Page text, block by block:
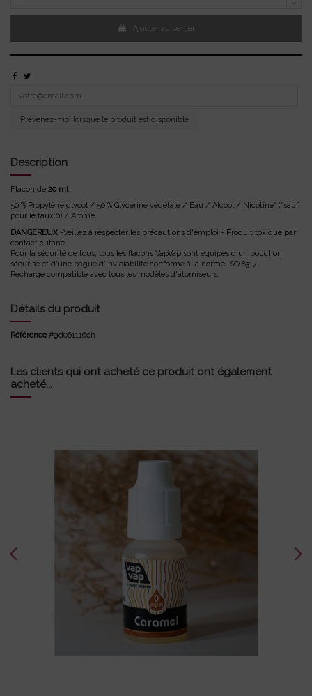
Ajouter au panier
Prévenez-moi lorsque le produit est disponible
Description
Flacon de 20 ml
50 % Propylène glycol / 50 % Glycérine végétale / Eau / Alcool / Nicotine* (*sauf
pour le taux 0) / Arôme.
DANGEREUX -Veillez à respecter les précautions d'emploi - Produit toxique par
contact cutané.
Pour la sécurité de tous, tous les flacons VapVap sont équipés d'un bouchon
sécurisé et d'une bague d'inviolabilité conforme à la norme ISO 8317.
Recharge compatible avec tous les modèles d'atomiseurs.
Détails du produit
Référence #gd061116ch
Les clients qui ont acheté ce produit ont également
acheté...
0 6 11 16